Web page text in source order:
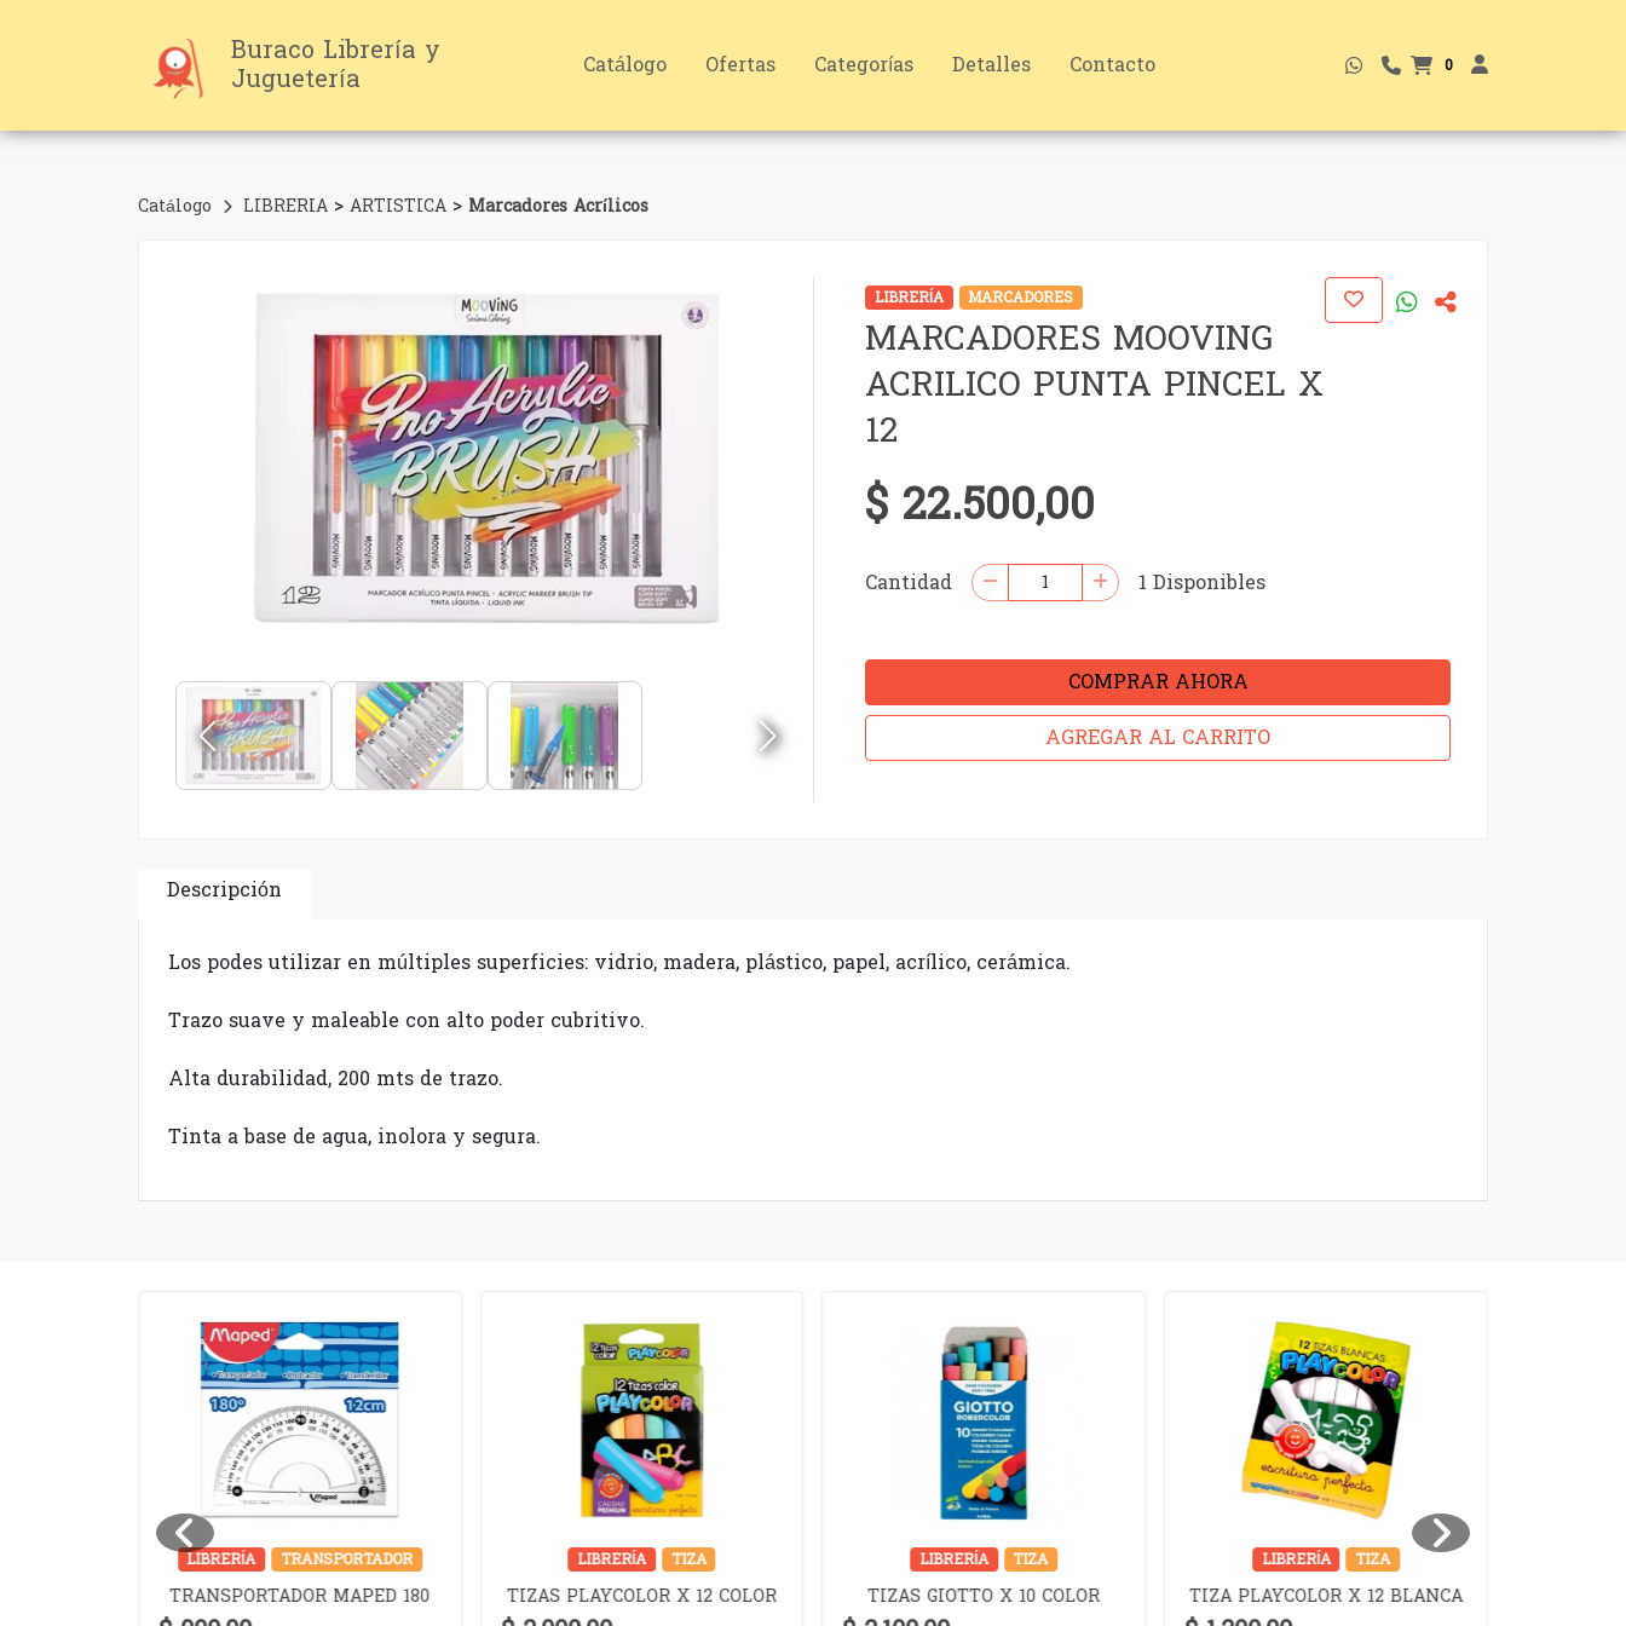
Buraco Librería y
Juguetería Catálogo Ofertas Categorías Detalles Contacto 0
Catálogo LIBRERIA > ARTISTICA > Marcadores Acrílicos
LIBRERÍA MARCADORES
MARCADORES MOOVING
ACRILICO PUNTA PINCEL X
12
$ 22.500,00
Cantidad 1 Disponibles
COMPRAR AHORA
AGREGAR AL CARRITO
Descripción
Los podes utilizar en múltiples superficies: vidrio, madera, plástico, papel, acrílico, cerámica.
Trazo suave y maleable con alto poder cubritivo.
Alta durabilidad, 200 mts de trazo.
Tinta a base de agua, inolora y segura.
LIBRERÍA TRANSPORTADOR
TRANSPORTADOR MAPED 180
LIBRERÍA TIZA
TIZAS PLAYCOLOR X 12 COLOR
LIBRERÍA TIZA
TIZAS GIOTTO X 10 COLOR
LIBRERÍA TIZA
TIZA PLAYCOLOR X 12 BLANCA